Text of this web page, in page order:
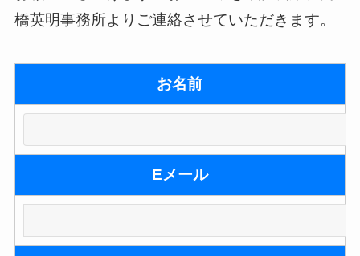
橋英明事務所よりご連絡させていただきます。
お名前
Eメール